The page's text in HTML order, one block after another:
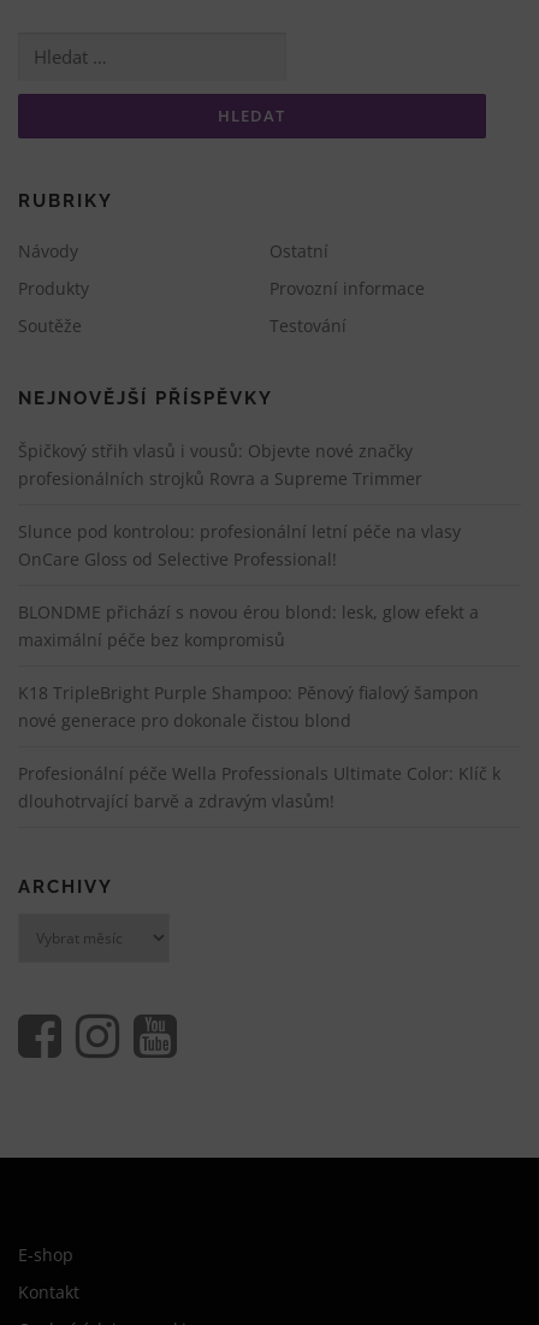
RUBRIKY
Návody
Ostatní
Produkty
Provozní informace
Soutěže
Testování
NEJNOVĚJŠÍ PŘÍSPĚVKY
Špičkový střih vlasů i vousů: Objevte nové značky
profesionálních strojků Rovra a Supreme Trimmer
Slunce pod kontrolou: profesionální letní péče na vlasy
OnCare Gloss od Selective Professional!
BLONDME přichází s novou érou blond: lesk, glow efekt a
maximální péče bez kompromisů
K18 TripleBright Purple Shampoo: Pěnový fialový šampon
nové generace pro dokonale čistou blond
Profesionální péče Wella Professionals Ultimate Color: Klíč k
dlouhotrvající barvě a zdravým vlasům!
ARCHIVY
E-shop
Kontakt